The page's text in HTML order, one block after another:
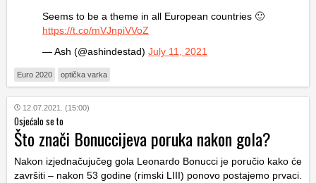
Seems to be a theme in all European countries 🙂
https://t.co/mVJnpiVVoZ
— Ash (@ashindestad) July 11, 2021
Euro 2020 optička varka
12.07.2021. (15:00)
Osjećalo se to
Što znači Bonuccijeva poruka nakon gola?
Nakon izjednačujučeg gola Leonardo Bonucci je poručio kako će
završiti – nakon 53 godine (rimski LIII) ponovo postajemo prvaci.